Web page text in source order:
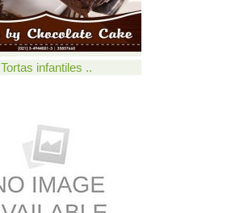
Tortas infantiles ..